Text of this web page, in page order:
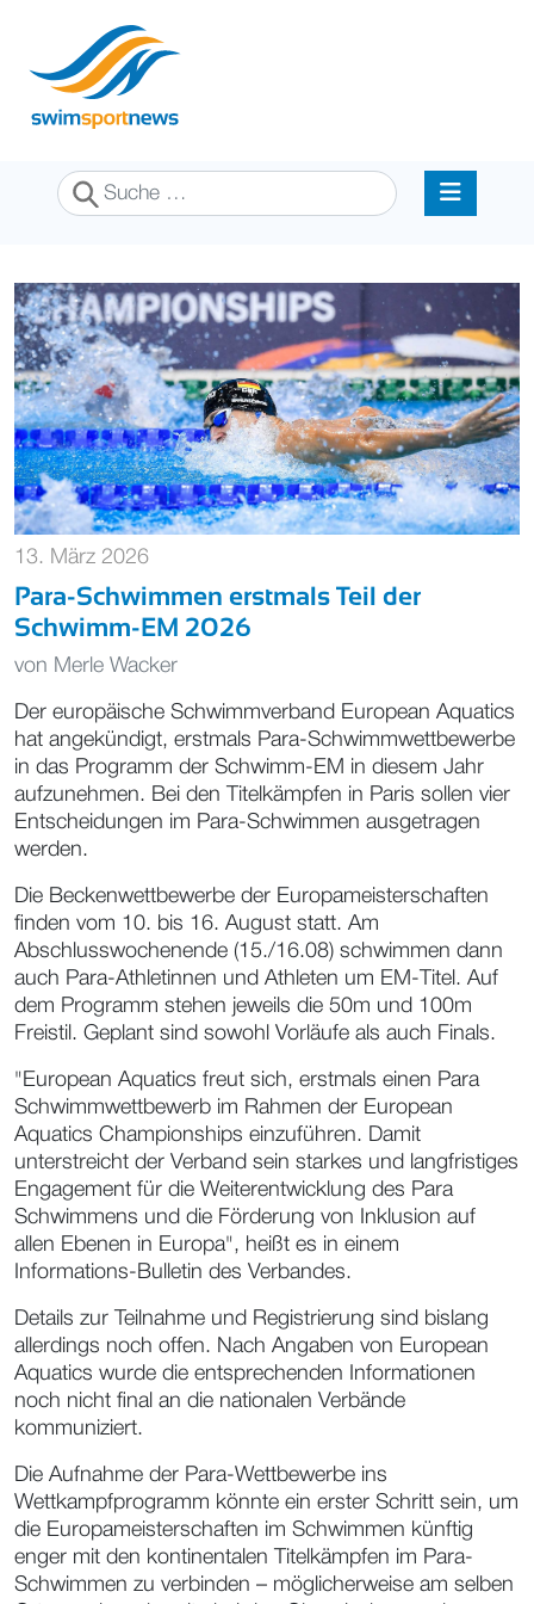
Suchen
13. März 2026
Para-Schwimmen erstmals Teil der
Schwimm-EM 2026
von Merle Wacker
Der europäische Schwimmverband European Aquatics
hat angekündigt, erstmals Para-Schwimmwettbewerbe
in das Programm der Schwimm-EM in diesem Jahr
aufzunehmen. Bei den Titelkämpfen in Paris sollen vier
Entscheidungen im Para-Schwimmen ausgetragen
werden.
Die Beckenwettbewerbe der Europameisterschaften
finden vom 10. bis 16. August statt. Am
Abschlusswochenende (15./16.08) schwimmen dann
auch Para-Athletinnen und Athleten um EM-Titel. Auf
dem Programm stehen jeweils die 50m und 100m
Freistil. Geplant sind sowohl Vorläufe als auch Finals.
"European Aquatics freut sich, erstmals einen Para
Schwimmwettbewerb im Rahmen der European
Aquatics Championships einzuführen. Damit
unterstreicht der Verband sein starkes und langfristiges
Engagement für die Weiterentwicklung des Para
Schwimmens und die Förderung von Inklusion auf
allen Ebenen in Europa", heißt es in einem
Informations-Bulletin des Verbandes.
Details zur Teilnahme und Registrierung sind bislang
allerdings noch offen. Nach Angaben von European
Aquatics wurde die entsprechenden Informationen
noch nicht final an die nationalen Verbände
kommuniziert.
Die Aufnahme der Para-Wettbewerbe ins
Wettkampfprogramm könnte ein erster Schritt sein, um
die Europameisterschaften im Schwimmen künftig
enger mit den kontinentalen Titelkämpfen im Para-
Schwimmen zu verbinden – möglicherweise am selben